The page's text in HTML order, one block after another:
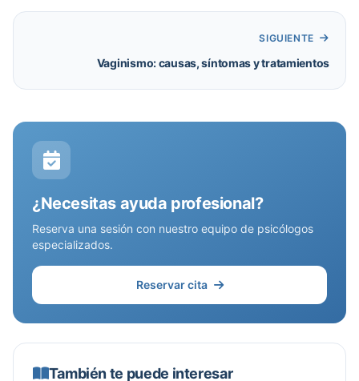
SIGUIENTE
Vaginismo: causas, síntomas y tratamientos
¿Necesitas ayuda profesional?
Reserva una sesión con nuestro equipo de psicólogos
especializados.
Reservar cita
También te puede interesar